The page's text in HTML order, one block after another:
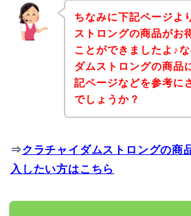
ちなみに下記ページよ
ストロングの商品がお
ことができましたよ♪
ダムストロングの商品
記ページなどを参考に
でしょうか？
⇒クラチャイダムストロングの商
入したい方はこちら